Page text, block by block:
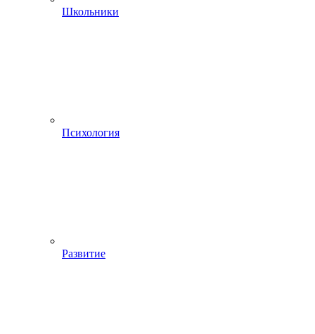
Школьники
Психология
Развитие